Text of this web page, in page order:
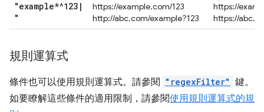
"example*^123 |
"
https://example.com/123
http://abc.com/example?123
https://
https://
規則運算式
條件也可以使用規則運算式。請參閱 "regexFilter" 鍵。
如要瞭解這些條件的適用限制，請參閱使用規則運算式的規